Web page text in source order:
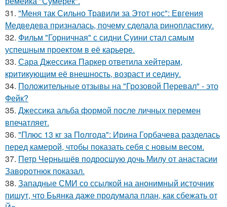
31. "Меня так Сильно Травили за Этот нос": Евгения
Медведева призналась, почему сделала ринопластику.
32. Фильм "Горничная" с сидни Суини стал самым
успешным проектом в её карьере.
33. Сара Джессика Паркер ответила хейтерам,
критикующим её внешность, возраст и седину.
34. Положительные отзывы на "Грозовой Перевал" - это
Фейк?
35. Джессика альба формой после личных перемен
впечатляет.
36. "Плюс 13 кг за Полгода": Ирина Горбачева разделась
перед камерой, чтобы показать себя с новым весом.
37. Петр Чернышёв подросшую дочь Милу от анастасии
Заворотнюк показал.
38. Западные СМИ со ссылкой на анонимный источник
пишут, что Бьянка даже продумала план, как сбежать от